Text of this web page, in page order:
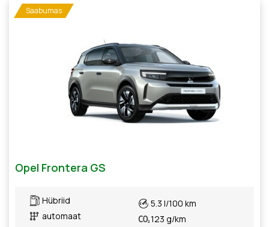
Saabumas
Opel Frontera GS
Hübriid
automaat
5.3 l/100 km
123 g/km